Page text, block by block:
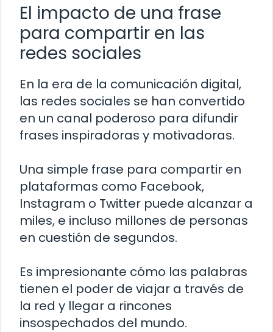
El impacto de una frase
para compartir en las
redes sociales
En la era de la comunicación digital,
las redes sociales se han convertido
en un canal poderoso para difundir
frases inspiradoras y motivadoras.
Una simple frase para compartir en
plataformas como Facebook,
Instagram o Twitter puede alcanzar a
miles, e incluso millones de personas
en cuestión de segundos.
Es impresionante cómo las palabras
tienen el poder de viajar a través de
la red y llegar a rincones
insospechados del mundo.